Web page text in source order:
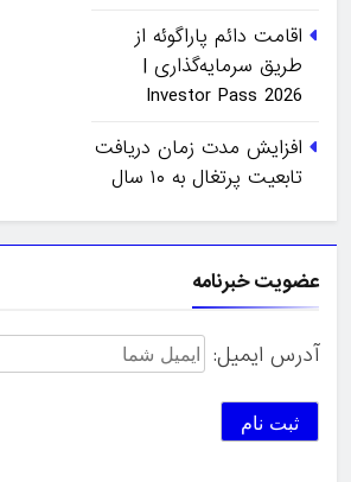
اقامت دائم پاراگوئه از
طریق سرمایه‌گذاری |
Investor Pass 2026
افزایش مدت زمان دریافت
تابعیت پرتغال به ۱۰ سال
عضویت خبرنامه
آدرس ایمیل: